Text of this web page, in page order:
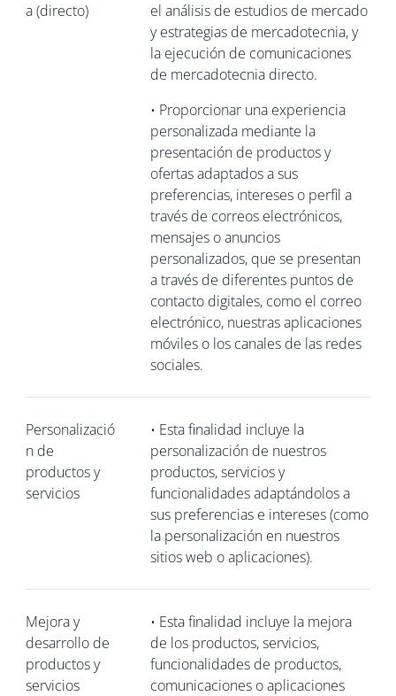
a (directo)
el análisis de estudios de mercado
y estrategias de mercadotecnia, y
la ejecución de comunicaciones
de mercadotecnia directo.
• Proporcionar una experiencia
personalizada mediante la
presentación de productos y
ofertas adaptados a sus
preferencias, intereses o perfil a
través de correos electrónicos,
mensajes o anuncios
personalizados, que se presentan
a través de diferentes puntos de
contacto digitales, como el correo
electrónico, nuestras aplicaciones
móviles o los canales de las redes
sociales.
Personalizació
n de
productos y
servicios
• Esta finalidad incluye la
personalización de nuestros
productos, servicios y
funcionalidades adaptándolos a
sus preferencias e intereses (como
la personalización en nuestros
sitios web o aplicaciones).
Mejora y
desarrollo de
productos y
servicios
• Esta finalidad incluye la mejora
de los productos, servicios,
funcionalidades de productos,
comunicaciones o aplicaciones